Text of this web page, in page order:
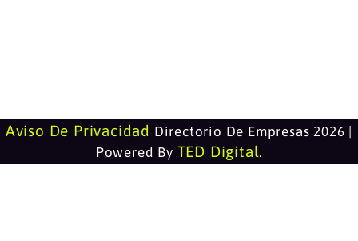
Aviso De Privacidad Directorio De Empresas 2026 |
Powered By TED Digital.